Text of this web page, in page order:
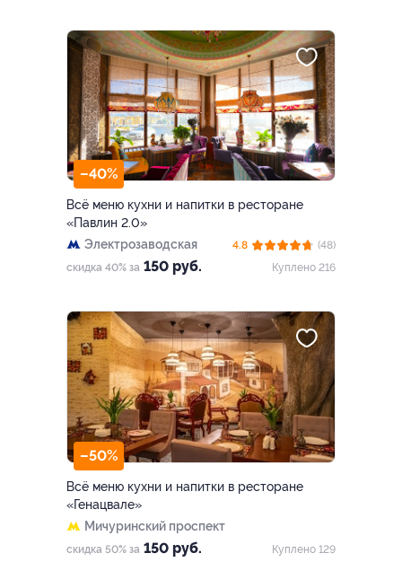
–40%
Всё меню кухни и напитки в ресторане
«Павлин 2.0»
Электрозаводская
скидка 40% за 150 руб.
4.8
(48)
Куплено 216
–50%
Всё меню кухни и напитки в ресторане
«Генацвале»
Мичуринский проспект
скидка 50% за 150 руб. Куплено 129